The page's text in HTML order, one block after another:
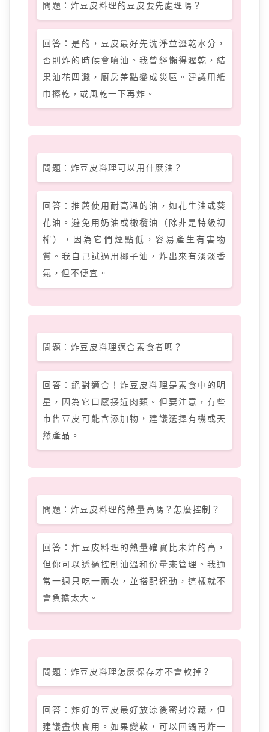
問題：炸豆皮料理的豆皮要先處理嗎？
回答：是的，豆皮最好先洗淨並瀝乾水分，
否則炸的時候會噴油。我曾經懶得瀝乾，結
果油花四濺，廚房差點變成災區。建議用紙
巾擦乾，或風乾一下再炸。
問題：炸豆皮料理可以用什麼油？
回答：推薦使用耐高溫的油，如花生油或葵
花油。避免用奶油或橄欖油（除非是特級初
榨），因為它們煙點低，容易產生有害物
質。我自己試過用椰子油，炸出來有淡淡香
氣，但不便宜。
問題：炸豆皮料理適合素食者嗎？
回答：絕對適合！炸豆皮料理是素食中的明
星，因為它口感接近肉類。但要注意，有些
市售豆皮可能含添加物，建議選擇有機或天
然產品。
問題：炸豆皮料理的熱量高嗎？怎麼控制？
回答：炸豆皮料理的熱量確實比未炸的高，
但你可以透過控制油溫和份量來管理。我通
常一週只吃一兩次，並搭配運動，這樣就不
會負擔太大。
問題：炸豆皮料理怎麼保存才不會軟掉？
回答：炸好的豆皮最好放涼後密封冷藏，但
建議盡快食用。如果變軟，可以回鍋再炸一